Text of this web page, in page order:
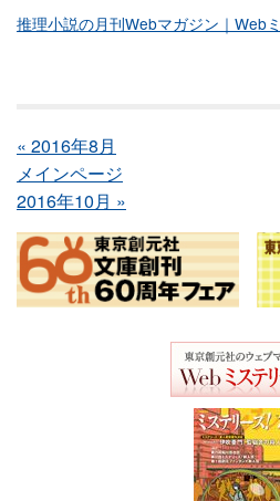
推理小説の月刊Webマガジン｜Web
« 2016年8月
メインページ
2016年10月 »